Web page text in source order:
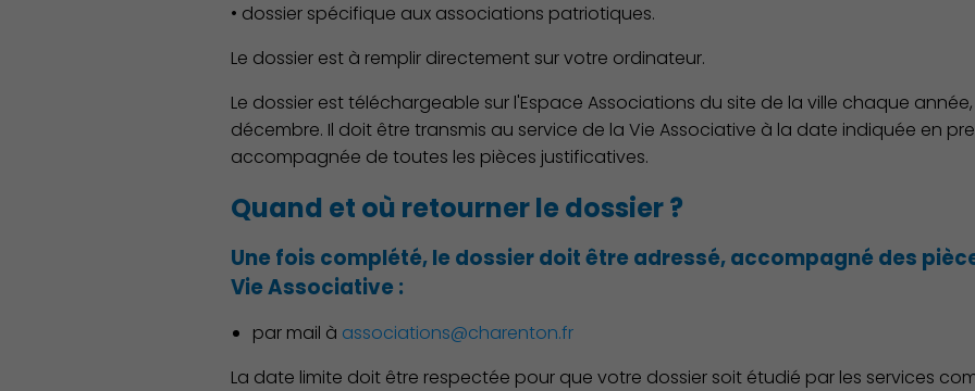
• dossier spécifique aux associations patriotiques.
Le dossier est à remplir directement sur votre ordinateur.
Le dossier est téléchargeable sur l'Espace Associations du site de la ville chaque
décembre. Il doit être transmis au service de la Vie Associative à la date indiquée en
accompagnée de toutes les pièces justificatives.
Quand et où retourner le dossier ?
Une fois complété, le dossier doit être adressé, accompagné des
Vie Associative :
par mail à associations@charenton.fr
La date limite doit être respectée pour que votre dossier soit étudié par les services